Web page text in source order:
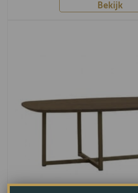
Bekijk